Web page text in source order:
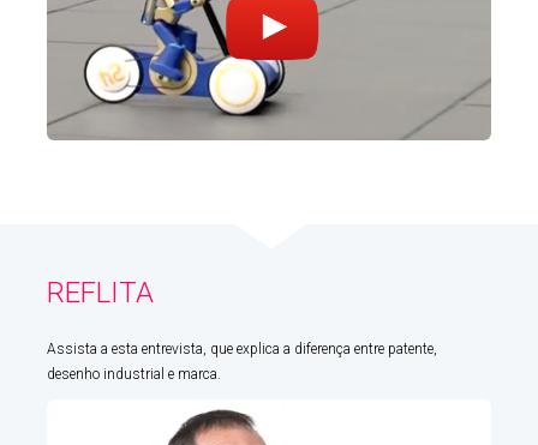
REFLITA
Assista a esta entrevista, que explica a diferença entre patente,
desenho industrial e marca.